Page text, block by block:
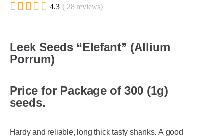
     4.3 ( 28 reviews)
Leek Seeds “Elefant” (Allium
Porrum)
Price for Package of 300 (1g)
seeds.
Hardy and reliable, long thick tasty shanks. A good